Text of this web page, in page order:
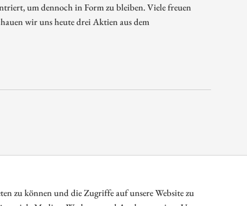
zu können und die Zugriffe auf unsere Website zu
um dennoch in Form zu bleiben. Viele freuen
wir uns heute drei Aktien aus dem
und Unternehmensfinanzierung